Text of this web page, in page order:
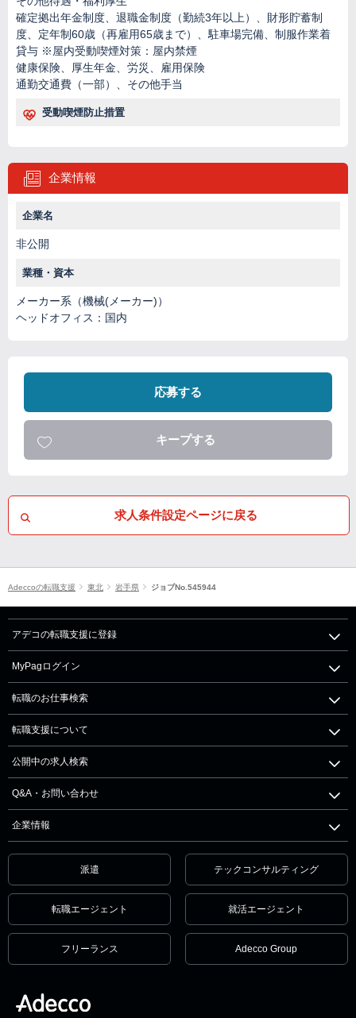
確定拠出年金制度、退職金制度（勤続3年以上）、財形貯蓄制
度、定年制60歳（再雇用65歳まで）、駐車場完備、制服作業着
貸与 ※屋内受動喫煙対策：屋内禁煙
健康保険、厚生年金、労災、雇用保険
通勤交通費（一部）、その他手当
受動喫煙防止措置
企業情報
企業名
非公開
業種・資本
メーカー系（機械(メーカー)）
ヘッドオフィス：国内
応募する
キープする
求人条件設定ページに戻る
Adeccoの転職支援 東北 岩手県 ジョブNo.545944
アデコの転職支援に登録
MyPagログイン
転職のお仕事検索
転職支援について
公開中の求人検索
Q&A・お問い合わせ
企業情報
派遣 テックコンサルティング
転職エージェント 就活エージェント
フリーランス Adecco Group